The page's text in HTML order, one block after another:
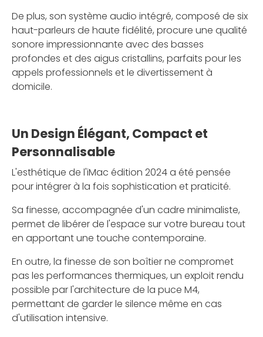
De plus, son système audio intégré, composé de six
haut-parleurs de haute fidélité, procure une qualité
sonore impressionnante avec des basses
profondes et des aigus cristallins, parfaits pour les
appels professionnels et le divertissement à
domicile.
Un Design Élégant, Compact et
Personnalisable
L'esthétique de l'iMac édition 2024 a été pensée
pour intégrer à la fois sophistication et praticité.
Sa finesse, accompagnée d'un cadre minimaliste,
permet de libérer de l'espace sur votre bureau tout
en apportant une touche contemporaine.
En outre, la finesse de son boîtier ne compromet
pas les performances thermiques, un exploit rendu
possible par l'architecture de la puce M4,
permettant de garder le silence même en cas
d'utilisation intensive.